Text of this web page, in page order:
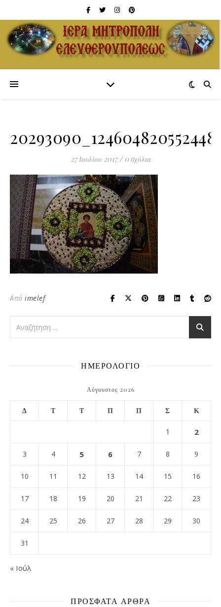
27 Ιουλίου 2017 / 0 σχόλια
Από imelef
ΗΜΕΡΟΛΟΓΙΟ
Αύγουστος 2026
Δ Τ Τ Π Π Σ Κ
1 2
3 4 5 6 7 8 9
10 11 12 13 14 15 16
17 18 19 20 21 22 23
24 25 26 27 28 29 30
31
« Ιούλ
ΠΡΌΣΦΑΤΑ ΆΡΘΡΑ